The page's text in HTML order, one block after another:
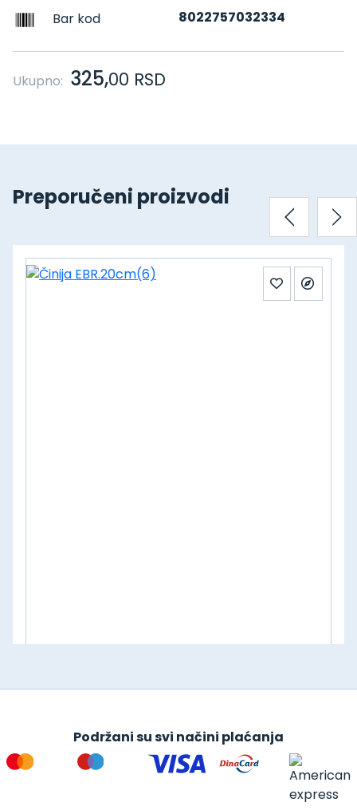
Bar kod 8022757032334
Ukupno: 325,00 RSD
Preporučeni proizvodi
Podržani su svi načini plaćanja